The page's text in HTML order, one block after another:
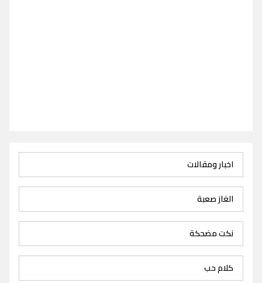
اخبار ومقالات
الغاز صعبة
نكت مضحكة
كلام حب